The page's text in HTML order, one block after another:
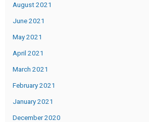
August 2021
June 2021
May 2021
April 2021
March 2021
February 2021
January 2021
December 2020